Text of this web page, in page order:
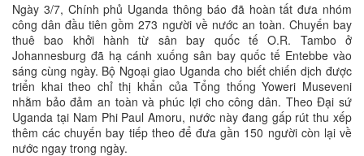
Ngày 3/7, Chính phủ Uganda thông báo đã hoàn tất đưa nhóm
công dân đầu tiên gồm 273 người về nước an toàn. Chuyến bay
thuê bao khởi hành từ sân bay quốc tế O.R. Tambo ở
Johannesburg đã hạ cánh xuống sân bay quốc tế Entebbe vào
sáng cùng ngày. Bộ Ngoại giao Uganda cho biết chiến dịch được
triển khai theo chỉ thị khẩn của Tổng thống Yoweri Museveni
nhằm bảo đảm an toàn và phúc lợi cho công dân. Theo Đại sứ
Uganda tại Nam Phi Paul Amoru, nước này đang gấp rút thu xếp
thêm các chuyến bay tiếp theo để đưa gần 150 người còn lại về
nước ngay trong ngày.